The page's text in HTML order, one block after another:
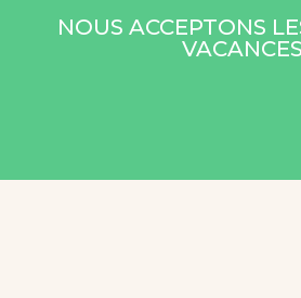
NOUS ACCEPTONS
VACANCES